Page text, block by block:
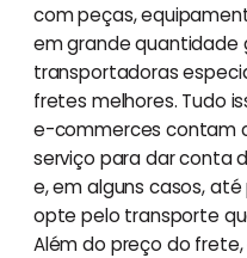
com peças,
em grande quantidade
transportadoras
fretes melhores. Tudo
e-commerces contam
serviço para dar conta
e, em alguns casos,
opte pelo transporte
Além do preço do